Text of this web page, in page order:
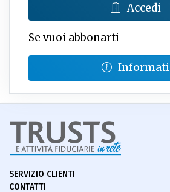
Accedi
Se vuoi abbonarti
Informati
SERVIZIO CLIENTI
CONTATTI